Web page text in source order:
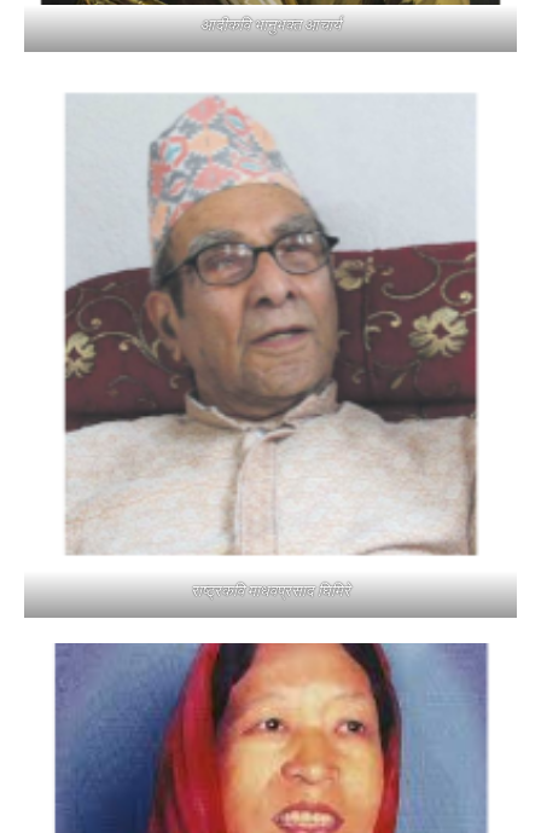
आदीकवि भानुभक्त आचार्य
राष्ट्रकवि माधवप्रसाद घिमिरे